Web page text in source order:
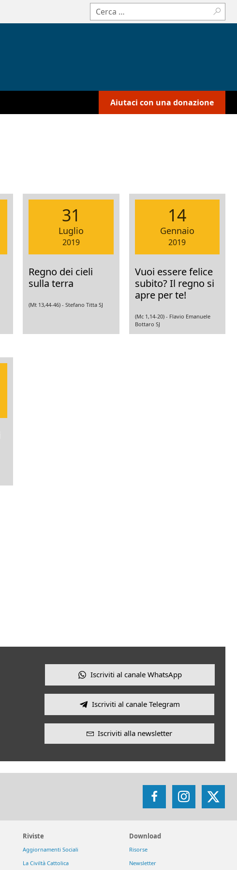
Cerca:
Aiutaci con una donazione
31
Luglio
2019
Regno dei cieli
sulla terra
(Mt 13,44-46) -Stefano Titta SJ
14
Gennaio
2019
Vuoi essere felice
subito? Il regno si
apre per te!
(Mc 1,14-20) - Flavio Emanuele
Bottaro SJ
Iscriviti al canale WhatsApp
Iscriviti al canale Telegram
Iscriviti alla newsletter
FacebookInstagram
X
Riviste
Aggiornamenti Sociali
La Civiltà Cattolica
Download
Risorse
Newsletter